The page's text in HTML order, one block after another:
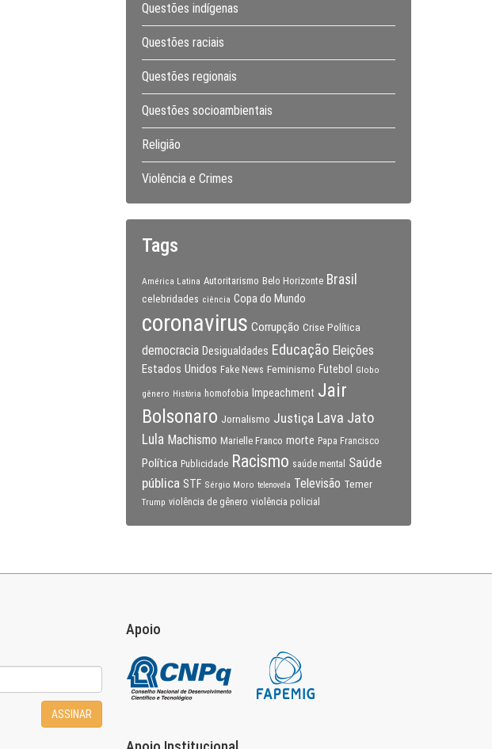
Questões indígenas
Questões raciais
Questões regionais
Questões socioambientais
Religião
Violência e Crimes
Tags
América Latina Autoritarismo Belo Horizonte Brasil
celebridades ciência Copa do Mundo
coronavirus Corrupção Crise Política
democracia Desigualdades Educação Eleições
Estados Unidos Fake News Feminismo Futebol Globo
gênero História homofobia Impeachment Jair
Bolsonaro Jornalismo Justiça Lava Jato
Lula Machismo Marielle Franco morte Papa Francisco
Política Publicidade Racismo saúde mental
Saúde
pública STF Sérgio Moro telenovela Televisão Temer
Trump violência de gênero violência policial
ASSINAR
Apoio